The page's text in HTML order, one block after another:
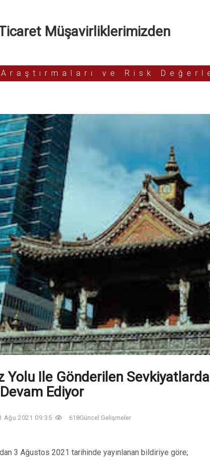
Müşavirliklerimizden
ve Risk
Yolu Ile Gönderilen Sevkiyatlarda
Ediyor
Ağu 2021 09:35 618Güncel Gelişmeler
3 Ağustos 2021 tarihinde yayınlanan bildiriye göre;